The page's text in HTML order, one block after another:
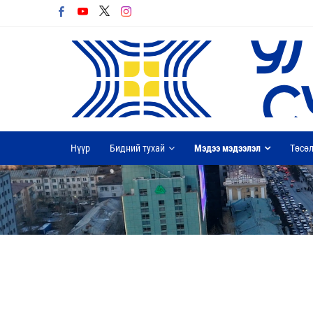
Нүүр Бидний тухай Мэдээ мэдээлэл